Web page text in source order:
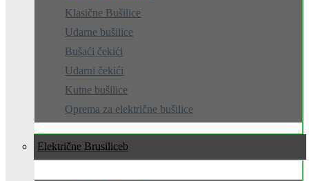
Klasične Bušilice
Udarne bušilice
Bušaći čekići
Udarni čekići
Kutne bušilice
Oprema za električne bušilice
Električne Brusilice